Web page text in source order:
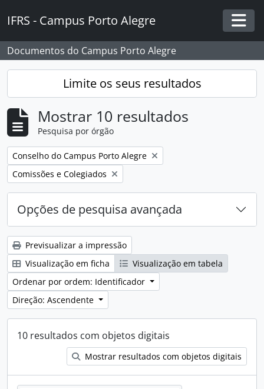
IFRS - Campus Porto Alegre
Documentos do Campus Porto Alegre
Limite os seus resultados
Mostrar 10 resultados
Pesquisa por órgão
Remover filtro:
Conselho do Campus Porto Alegre
Remover filtro:
Comissões e Colegiados
Opções de pesquisa avançada
Previsualizar a impressão
Visualização em ficha
Visualização em tabela
Ordenar por ordem: Identificador
Direção: Ascendente
10 resultados com objetos digitais
Mostrar resultados com objetos digitais